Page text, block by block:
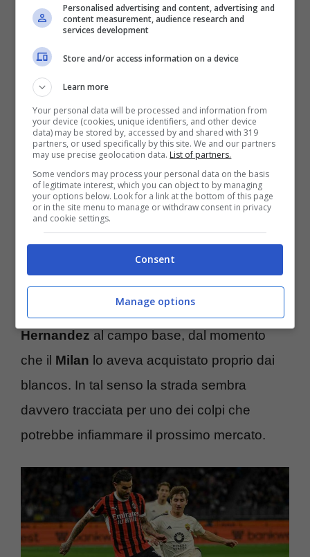
icona delMilaned anche un punto di
riferimento dei tifosi, che puntavano molto
sulla pericolosità dellafascia sinistra.
Adesso, però, sembra cheTheo Hernandez
che una big è pronta ad approfittare di
questa tensione con il club rossonero.
Stando a quanto raccontato dal portale “
Gol Digital“, infatti, ilReal Madridsta
seriamente pensando di riportare
Hernandez al campo base, dal momento
che il Milan lo aveva acquistato proprio dai
blancos. In tal senso la strada sembra
davvero tracciata per uno dei colpi che
potrebbe infiammare il prossimo mercato.
Personalised advertising and content, advertising and
content measurement, audience research and
services development
Store and/or access information on a device
Learn more
Your personal data will be processed and information from
your device (cookies, unique identifiers, and other device
data) may be stored by, accessed by and shared with 319
partners, or used specifically by this site. We and our partners
may use precise geolocation data. List of partners.
Some vendors may process your personal data on the basis
of legitimate interest, which you can object to by managing
your options below. Look for a link at the bottom of this page
or in the site menu to manage or withdraw consent in privacy
and cookie settings.
Consent
Manage options